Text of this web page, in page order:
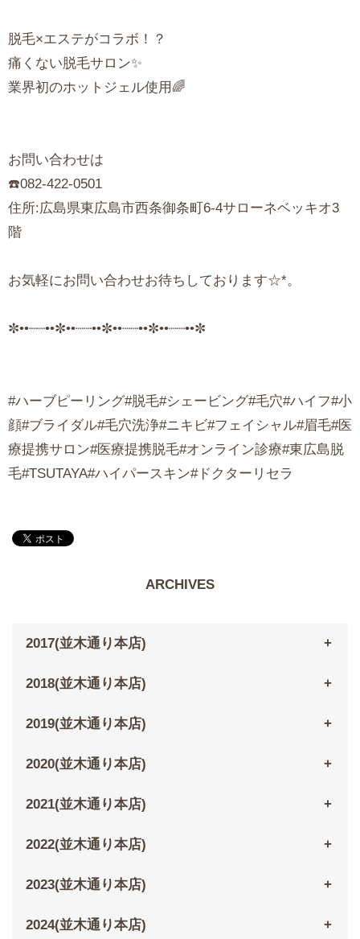
脱毛×エステがコラボ！？
痛くない脱毛サロン✨
業界初のホットジェル使用🌈
お問い合わせは
☎️082-422-0501
住所:広島県東広島市西条御条町6-4サローネベッキオ3
階
お気軽にお問い合わせお待ちしております☆*。
✼••┈┈••✼••┈┈••✼••┈┈••✼••┈┈••✼
#ハーブピーリング#脱毛#シェービング#毛穴#ハイフ#小
顔#ブライダル#毛穴洗浄#ニキビ#フェイシャル#眉毛#医
療提携サロン#医療提携脱毛#オンライン診療#東広島脱
毛#TSUTAYA#ハイパースキン#ドクターリセラ
ARCHIVES
2017(並木通り本店)
2018(並木通り本店)
2019(並木通り本店)
2020(並木通り本店)
2021(並木通り本店)
2022(並木通り本店)
2023(並木通り本店)
2024(並木通り本店)